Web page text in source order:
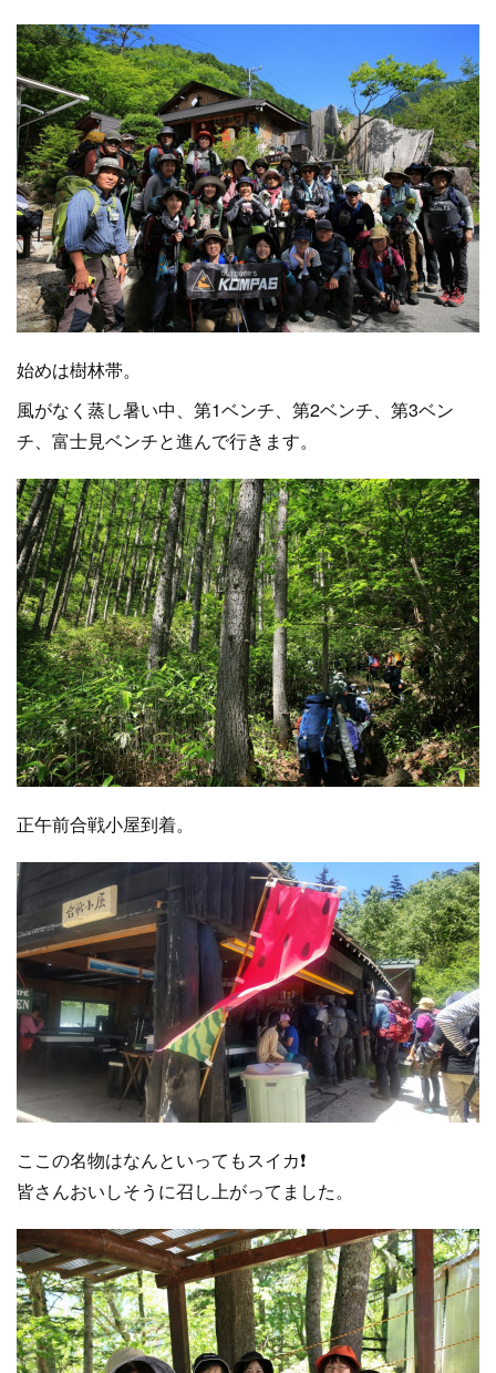
始めは樹林帯。
風がなく蒸し暑い中、第1ベンチ、第2ベンチ、第3ベン
チ、富士見ベンチと進んで行きます。
正午前合戦小屋到着。
ここの名物はなんといってもスイカ❗️
皆さんおいしそうに召し上がってました。